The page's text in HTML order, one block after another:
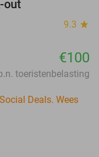
out
9.3 star
€100
toeristenbelasting
Deals. Wees